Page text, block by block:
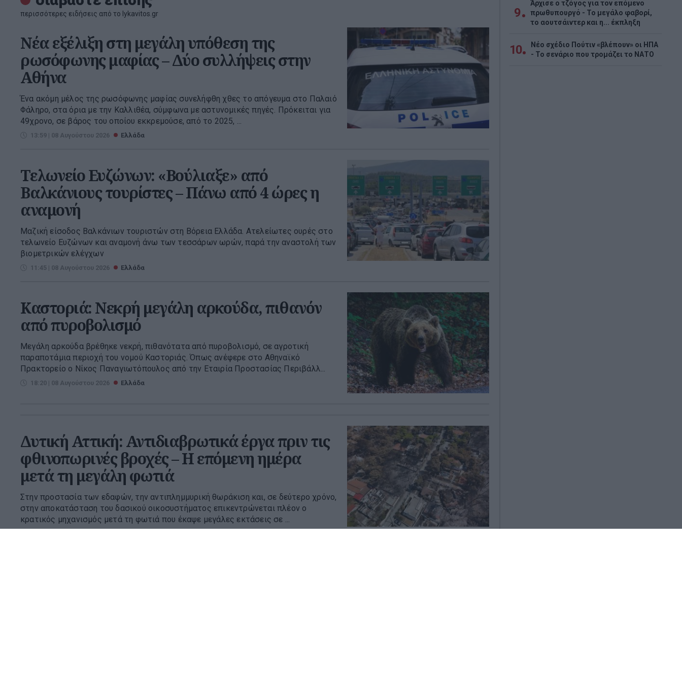
περισσότερες ειδήσεις από το lykavitos.gr
Νέα εξέλιξη στη μεγάλη υπόθεση της
ρωσόφωνης μαφίας – Δύο συλλήψεις στην
Αθήνα
Ένα ακόμη μέλος της ρωσόφωνης μαφίας συνελήφθη χθες το απόγευμα στο Παλαιό
Φάληρο, στα όρια με την Καλλιθέα, σύμφωνα με αστυνομικές πηγές. Πρόκειται για
49χρονο, σε βάρος του οποίου εκκρεμούσε, από το 2025, ...
13:59 | 08 Αυγούστου 2026 Ελλάδα
Τελωνείο Ευζώνων: «Βούλιαξε» από
Βαλκάνιους τουρίστες – Πάνω από 4 ώρες η
αναμονή
Μαζική είσοδος Βαλκάνιων τουριστών στη Βόρεια Ελλάδα. Ατελείωτες ουρές στο
τελωνείο Ευζώνων και αναμονή άνω των τεσσάρων ωρών, παρά την αναστολή των
βιομετρικών ελέγχων
11:45 | 08 Αυγούστου 2026 Ελλάδα
Καστοριά: Νεκρή μεγάλη αρκούδα, πιθανόν
από πυροβολισμό
Μεγάλη αρκούδα βρέθηκε νεκρή, πιθανότατα από πυροβολισμό, σε αγροτική
παραποτάμια περιοχή του νομού Καστοριάς. Όπως ανέφερε στο Αθηναϊκό
Πρακτορείο ο Νίκος Παναγιωτόπουλος από την Εταιρία Προστασίας Περιβάλλ...
18:20 | 08 Αυγούστου 2026 Ελλάδα
Δυτική Αττική: Αντιδιαβρωτικά έργα πριν τις
φθινοπωρινές βροχές – Η επόμενη ημέρα
μετά τη μεγάλη φωτιά
Στην προστασία των εδαφών, την αντιπλημμυρική θωράκιση και, σε δεύτερο χρόνο,
στην αποκατάσταση του δασικού οικοσυστήματος επικεντρώνεται πλέον ο
κρατικός μηχανισμός μετά τη φωτιά που έκαψε μεγάλες εκτάσεις σε ...
9
Άρχισε ο τζόγος για τον επόμενο
πρωθυπουργό - Το μεγάλο φαβορί,
το αουτσάιντερ και η... έκπληξη
10
Νέο σχέδιο Πούτιν «βλέπουν» οι ΗΠΑ
- Το σενάριο που τρομάζει το ΝΑΤΟ